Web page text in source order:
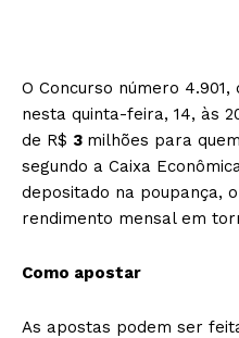
O Concurso número
nesta quinta-feira, 14, às
de R$ 3 milhões para
segundo a Caixa
depositado na poupança,
rendimento mensal em
Como apostar
As apostas podem ser